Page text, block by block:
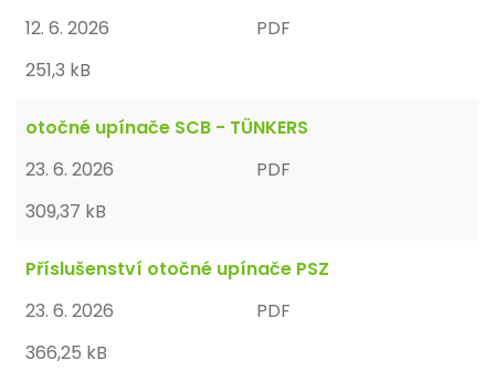
12. 6. 2026
PDF
251,3 kB
otočné upínače SCB - TÜNKERS
23. 6. 2026
PDF
309,37 kB
Příslušenství otočné upínače PSZ
23. 6. 2026
PDF
366,25 kB